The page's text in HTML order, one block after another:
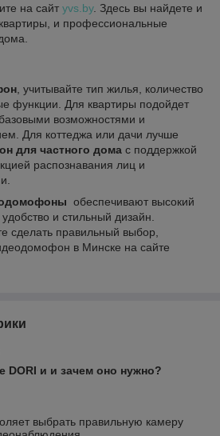
на сайт yvs.by. Здесь вы найдете и
и профессиональные
, учитывайте тип жилья, количество
функции. Для квартиры подойдет
возможностями и
Для коттеджа или дачи лучше
для частного дома с поддержкой
распознавания лиц и
обеспечивают высокий
и стильный дизайн.
сделать правильный выбор,
в Минске на сайте
DORI и и зачем оно нужно?
выбрать правильную камеру